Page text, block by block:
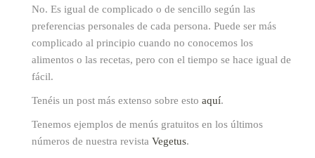
No. Es igual de complicado o de sencillo según las
preferencias personales de cada persona. Puede ser más
complicado al principio cuando no conocemos los
alimentos o las recetas, pero con el tiempo se hace igual de
fácil.
Tenéis un post más extenso sobre esto aquí.
Tenemos ejemplos de menús gratuitos en los últimos
números de nuestra revista Vegetus.